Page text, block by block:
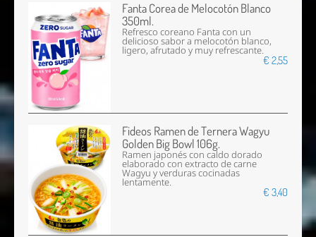
Fanta Corea de Melocotón Blanco
350ml.
Refresco coreano Fanta con un
delicioso sabor a melocotón blanco,
ligero, afrutado y muy refrescante.
€ 2,55
Fideos Ramen de Ternera Wagyu
Golden Big Bowl 106g.
Ramen japonés con caldo dorado
elaborado con extracto de carne
Wagyu y verduras cocinadas
lentamente.
€ 3,40